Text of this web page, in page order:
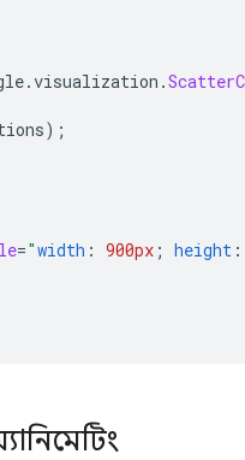
.visualization .
);
="width : 900px ; height :